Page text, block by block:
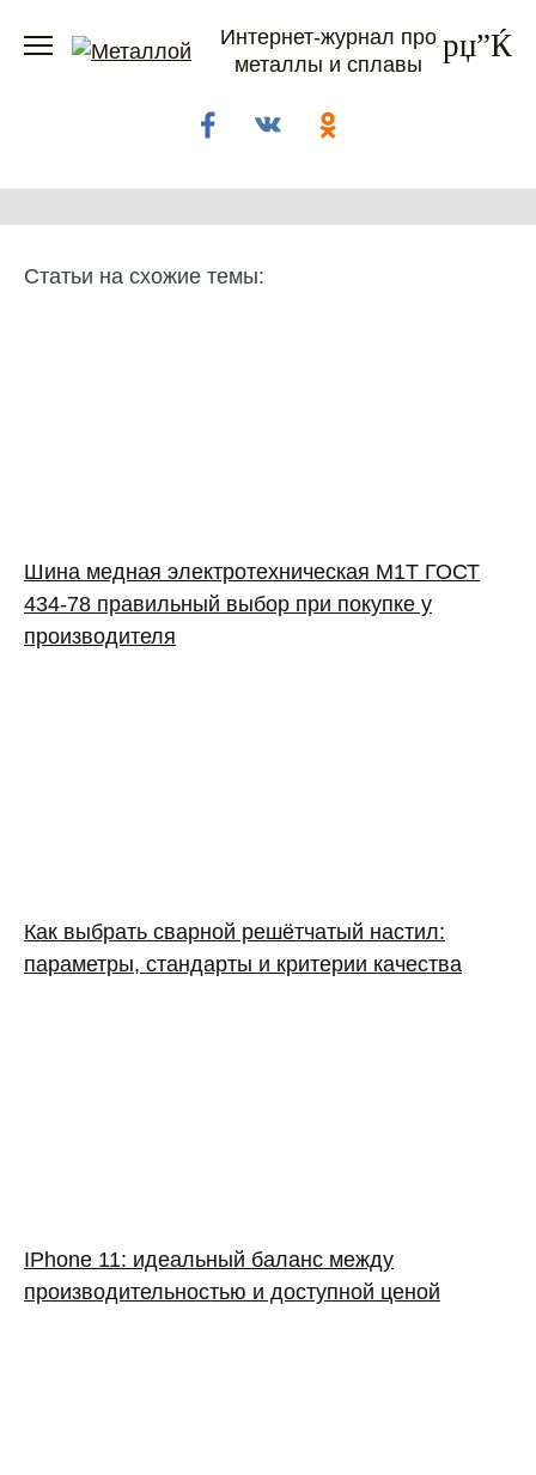
Интернет-журнал про
металлы и сплавы
Статьи на схожие темы:
Шина медная электротехническая М1Т ГОСТ
434-78 правильный выбор при покупке у
производителя
Как выбрать сварной решётчатый настил:
параметры, стандарты и критерии качества
IPhone 11: идеальный баланс между
производительностью и доступной ценой